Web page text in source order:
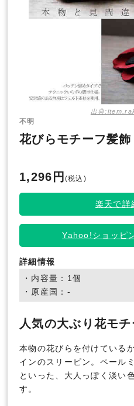
出典
不明
花びらモチーフ髪飾
1,296円 (税込)
楽天で詳
Yahoo!ショッピ
詳細情報
・内容量：1個
・原産国：-
人気の大ぶり花モチ
本物の花びらを付けている
インのスリーピン。ペール
といった、大人っぽく淡い
す。